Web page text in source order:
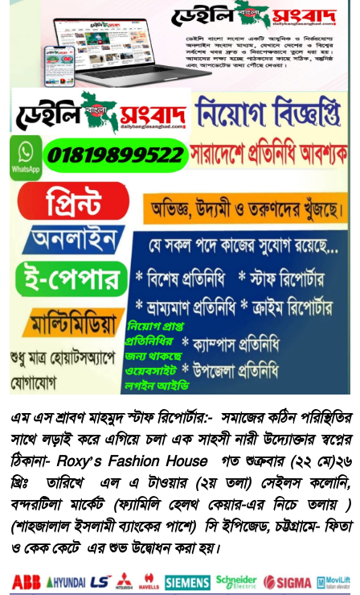
এম এস শ্রাবণ মাহমুদ স্টাফ রিপোর্টার:- সমাজের কঠিন পরিস্থিতির
সাথে লড়াই করে এগিয়ে চলা এক সাহসী নারী উদ্যোক্তার স্বপ্নের
ঠিকানা- Roxy’s Fashion House গত শুক্রবার (২২ মে)২৬
খ্রিঃ তারিখে এল এ টাওয়ার (২য় তলা) সেইলস কলোনি,
বন্দরটিলা মার্কেট (ফ্যামিলি হেলথ কেয়ার-এর নিচে তলায় )
(শাহজালাল ইসলামী ব্যাংকের পাশে) সি ইপিজেড, চট্টগ্রামে- ফিতা
ও কেক কেটে এর শুভ উদ্বোধন করা হয়।